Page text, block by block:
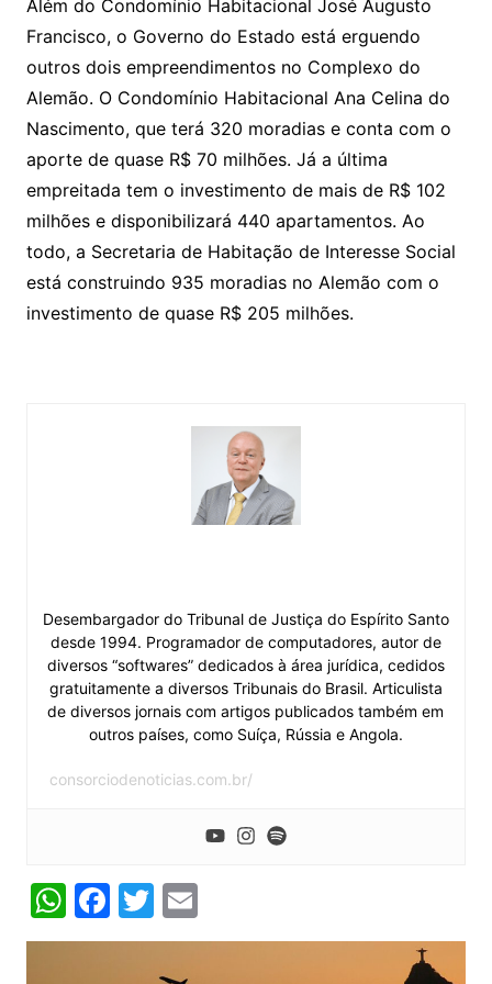
Além do Condomínio Habitacional José Augusto
Francisco, o Governo do Estado está erguendo
outros dois empreendimentos no Complexo do
Alemão. O Condomínio Habitacional Ana Celina do
Nascimento, que terá 320 moradias e conta com o
aporte de quase R$ 70 milhões. Já a última
empreitada tem o investimento de mais de R$ 102
milhões e disponibilizará 440 apartamentos. Ao
todo, a Secretaria de Habitação de Interesse Social
está construindo 935 moradias no Alemão com o
investimento de quase R$ 205 milhões.
Desembargador do Tribunal de Justiça do Espírito Santo
desde 1994. Programador de computadores, autor de
diversos “softwares” dedicados à área jurídica, cedidos
gratuitamente a diversos Tribunais do Brasil. Articulista
de diversos jornais com artigos publicados também em
outros países, como Suíça, Rússia e Angola.
consorciodenoticias.com.br/
W
h
F
a
T
w
itt
E
m